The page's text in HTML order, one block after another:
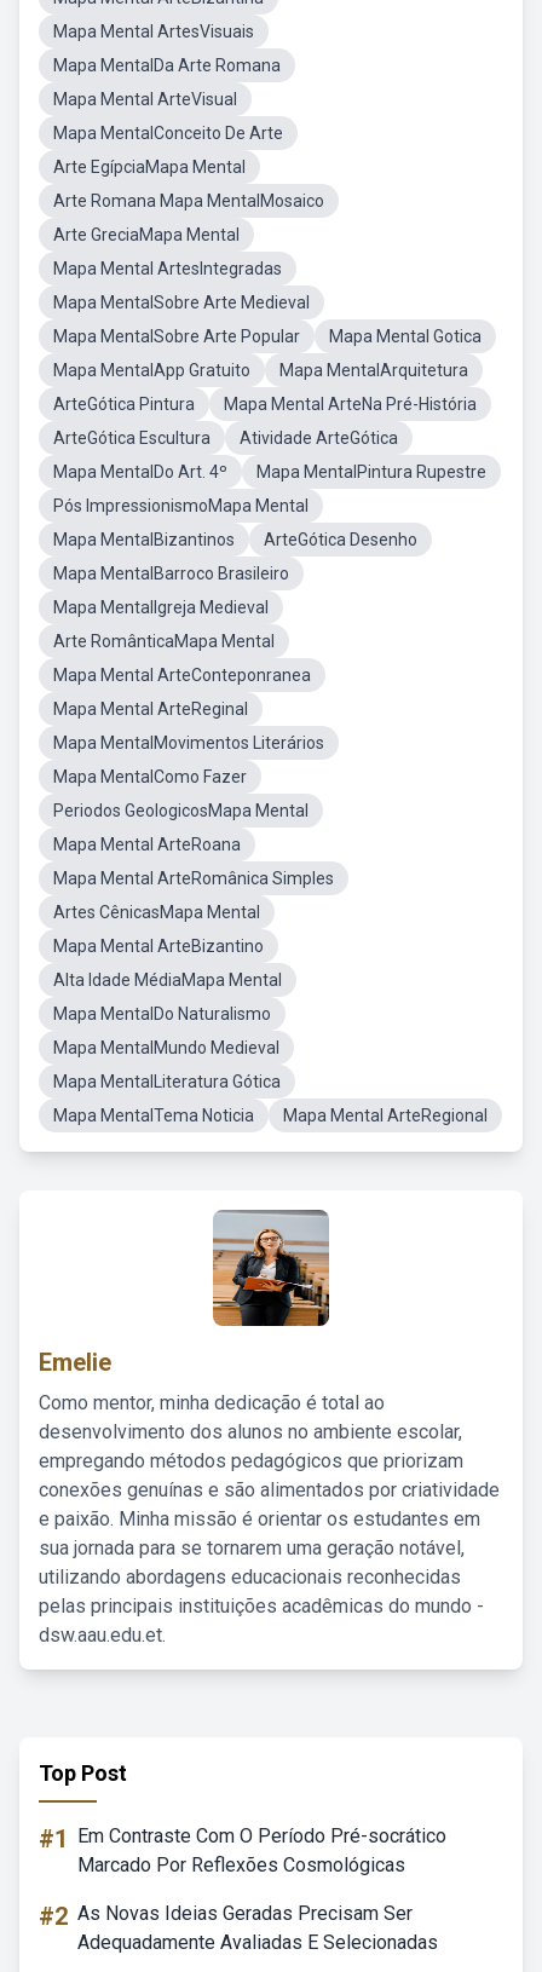
Mapa Mental ArtesVisuais
Mapa MentalDa Arte Romana
Mapa Mental ArteVisual
Mapa MentalConceito De Arte
Arte EgípciaMapa Mental
Arte Romana Mapa MentalMosaico
Arte GreciaMapa Mental
Mapa Mental ArtesIntegradas
Mapa MentalSobre Arte Medieval
Mapa MentalSobre Arte Popular
Mapa Mental Gotica
Mapa MentalApp Gratuito
Mapa MentalArquitetura
ArteGótica Pintura
Mapa Mental ArteNa Pré-História
ArteGótica Escultura
Atividade ArteGótica
Mapa MentalDo Art. 4º
Mapa MentalPintura Rupestre
Pós ImpressionismoMapa Mental
Mapa MentalBizantinos
ArteGótica Desenho
Mapa MentalBarroco Brasileiro
Mapa MentalIgreja Medieval
Arte RomânticaMapa Mental
Mapa Mental ArteConteponranea
Mapa Mental ArteReginal
Mapa MentalMovimentos Literários
Mapa MentalComo Fazer
Periodos GeologicosMapa Mental
Mapa Mental ArteRoana
Mapa Mental ArteRomânica Simples
Artes CênicasMapa Mental
Mapa Mental ArteBizantino
Alta Idade MédiaMapa Mental
Mapa MentalDo Naturalismo
Mapa MentalMundo Medieval
Mapa MentalLiteratura Gótica
Mapa MentalTema Noticia
Mapa Mental ArteRegional
Emelie
Como mentor, minha dedicação é total ao
desenvolvimento dos alunos no ambiente escolar,
empregando métodos pedagógicos que priorizam
conexões genuínas e são alimentados por criatividade
e paixão. Minha missão é orientar os estudantes em
sua jornada para se tornarem uma geração notável,
utilizando abordagens educacionais reconhecidas
pelas principais instituições acadêmicas do mundo -
dsw.aau.edu.et.
Top Post
#1
Em Contraste Com O Período Pré-socrático
Marcado Por Reflexões Cosmológicas
#2 As Novas Ideias Geradas Precisam Ser
Adequadamente Avaliadas E Selecionadas